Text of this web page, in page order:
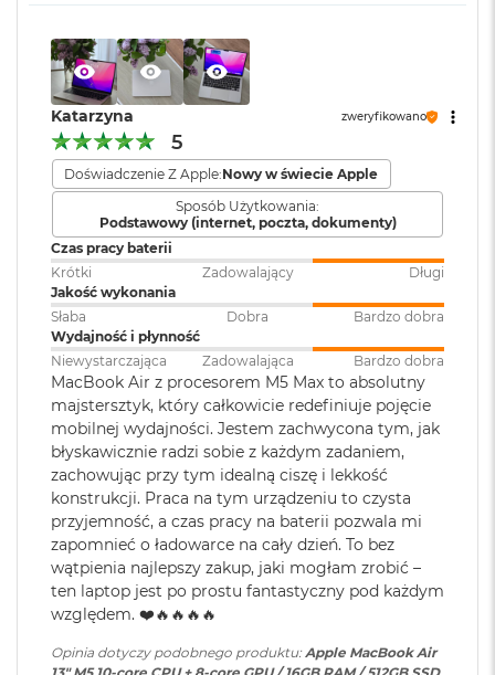
ś
i
d
y
s
k
u
M
B
o
o
k
A
i
r
2
5
6
G
B
M
a
c
B
o
o
k
A
i
Wyświetlacz
Wyświetlacz Liquid Retina
Wyświetlacz o przekątnej 13,6 cala z podświetleniem LED, w
technologii IPS1
Rozdzielczość natywna 2560 na 1664 piksele przy 224 pikselach na
Jasność 500 nitów
Kolory
Możliwość wyświetlania miliarda kolorów
Szeroka gama kolorów (P3)
Technologia True Tone
Karta sieciowa
bezprzewodowa
WLAN
Wi-Fi 7 (802.11be)
internetowa:
Kamera 12MP Center Stage z
obsługą funkcji Widok blatu
Bateria:
Pojemność baterii 53,8 Wh
Szybkie ładowanie:
Możliwość szybkiego ładowania
zasilaczem USB-C o mocy 70W
Ładowanie i
rozbudowa:
Dwa porty Thunderbolt 4
(USB‑C) obsługujące:
Ładowanie, DisplayPort,
Thunderbolt 4 (do 40 Gb/s),
USB 4 (do 40 Gb/s)
Katarzyna zweryfikowano
5
Doświadczenie Z Apple:Nowy w świecie Apple
Sposób Użytkowania:
Podstawowy (internet, poczta, dokumenty)
Czas pracy baterii
Krótki
Zadowalający
Długi
Jakość wykonania
Słaba
Dobra
Bardzo dobra
Wydajność i płynność
Niewystarczająca
Zadowalająca Bardzo dobra
MacBook Air z procesorem M5 Max to absolutny
majstersztyk, który całkowicie redefiniuje pojęcie
mobilnej wydajności. Jestem zachwycona tym, jak
błyskawicznie radzi sobie z każdym zadaniem,
zachowując przy tym idealną ciszę i lekkość
konstrukcji. Praca na tym urządzeniu to czysta
przyjemność, a czas pracy na baterii pozwala mi
zapomnieć o ładowarce na cały dzień. To bez
wątpienia najlepszy zakup, jaki mogłam zrobić –
ten laptop jest po prostu fantastyczny pod każdym
względem. ❤️🔥🔥🔥🔥
Opinia dotyczy podobnego produktu:Apple MacBook Air